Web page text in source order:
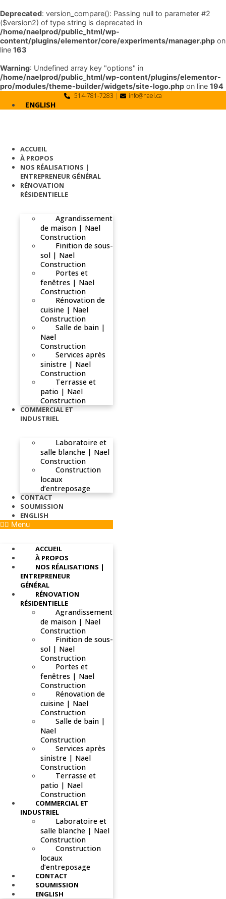
Deprecated: version_compare(): Passing null to parameter #2
($version2) of type string is deprecated in
/home/naelprod/public_html/wp-
content/plugins/elementor/core/experiments/manager.php on
line 163
Warning: Undefined array key "options" in
/home/naelprod/public_html/wp-content/plugins/elementor-
pro/modules/theme-builder/widgets/site-logo.php on line 194
514-781-7283 | info@nael.ca
ENGLISH
ACCUEIL
À PROPOS
NOS RÉALISATIONS |
ENTREPRENEUR GÉNÉRAL
RÉNOVATION
RÉSIDENTIELLE
Agrandissement
de maison | Nael
Construction
Finition de sous-
sol | Nael
Construction
Portes et
fenêtres | Nael
Construction
Rénovation de
cuisine | Nael
Construction
Salle de bain |
Nael
Construction
Services après
sinistre | Nael
Construction
Terrasse et
patio | Nael
Construction
COMMERCIAL ET
INDUSTRIEL
Laboratoire et
salle blanche | Nael
Construction
Construction
locaux
d’entreposage
CONTACT
SOUMISSION
ENGLISH
Menu
ACCUEIL
À PROPOS
NOS RÉALISATIONS |
ENTREPRENEUR
GÉNÉRAL
RÉNOVATION
RÉSIDENTIELLE
Agrandissement
de maison | Nael
Construction
Finition de sous-
sol | Nael
Construction
Portes et
fenêtres | Nael
Construction
Rénovation de
cuisine | Nael
Construction
Salle de bain |
Nael
Construction
Services après
sinistre | Nael
Construction
Terrasse et
patio | Nael
Construction
COMMERCIAL ET
INDUSTRIEL
Laboratoire et
salle blanche | Nael
Construction
Construction
locaux
d’entreposage
CONTACT
SOUMISSION
ENGLISH